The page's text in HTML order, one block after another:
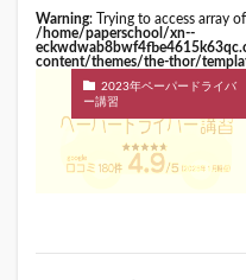
Warning: Trying to access array
/home/paperschool/xn--
content/themes/the-thor/
2023年ペーパードライバ
ー講習